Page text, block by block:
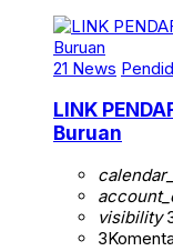
21 News
LINK
Buruan
visibility
3